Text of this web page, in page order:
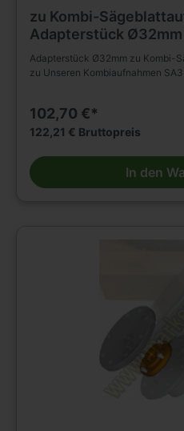
zu Kombi-
Adapterstück Ø32mm
Adapterstück Ø32mm zu Kombi-
zu Unseren Kombiaufnahmen
102,70 €*
122,21 € Bruttopreis
In den